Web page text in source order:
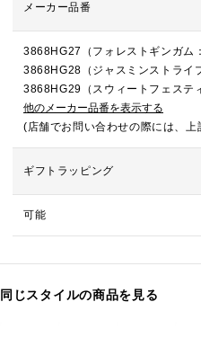
メーカー品番
3868HG27（フォレストギンガム
3868HG28（ジャスミンストライ
3868HG29（スウィートフェステ
他のメーカー品番を表示する
(店舗でお問い合わせの際には、
ギフトラッピング
可能
同じスタイルの商品を見る